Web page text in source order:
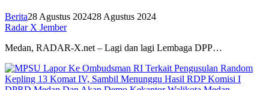
Berita28 Agustus 202428 Agustus 2024
Radar X Jember
Medan, RADAR-X.net – Lagi dan lagi Lembaga DPP…